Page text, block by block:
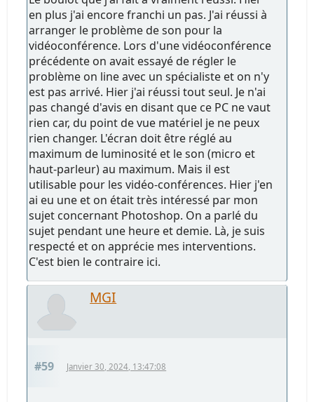
en plus j'ai encore franchi un pas. J'ai réussi à
arranger le problème de son pour la
vidéoconférence. Lors d'une vidéoconférence
précédente on avait essayé de régler le
problème on line avec un spécialiste et on n'y
est pas arrivé. Hier j'ai réussi tout seul. Je n'ai
pas changé d'avis en disant que ce PC ne vaut
rien car, du point de vue matériel je ne peux
rien changer. L'écran doit être réglé au
maximum de luminosité et le son (micro et
haut-parleur) au maximum. Mais il est
utilisable pour les vidéo-conférences. Hier j'en
ai eu une et on était très intéressé par mon
sujet concernant Photoshop. On a parlé du
sujet pendant une heure et demie. Là, je suis
respecté et on apprécie mes interventions.
C'est bien le contraire ici.
MGI
#59 Janvier 30, 2024, 13:47:08